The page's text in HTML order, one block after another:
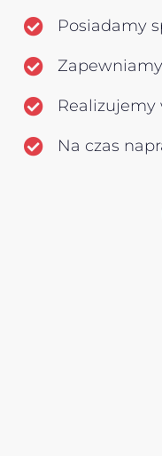
Posiadamy
Realizujemy
Na czas